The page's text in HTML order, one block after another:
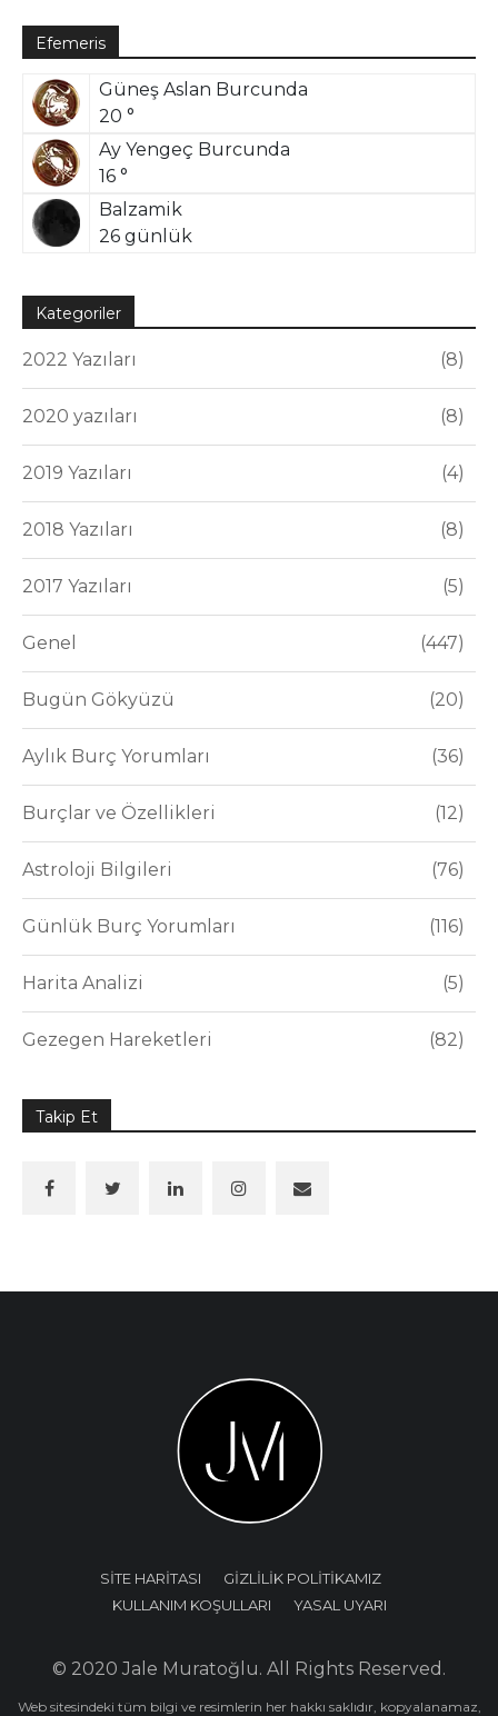
Efemeris
Güneş Aslan Burcunda
20 °
Ay Yengeç Burcunda
16 °
Balzamik
26 günlük
Kategoriler
2022 Yazıları 8
2020 yazıları 8
2019 Yazıları 4
2018 Yazıları 8
2017 Yazıları 5
Genel 447
Bugün Gökyüzü 20
Aylık Burç Yorumları 36
Burçlar ve Özellikleri 12
Astroloji Bilgileri 76
Günlük Burç Yorumları 116
Harita Analizi 5
Gezegen Hareketleri 82
Takip Et
SİTE HARİTASI
GİZLİLİK POLİTİKAMIZ
KULLANIM KOŞULLARI
YASAL UYARI
© 2020 Jale Muratoğlu. All Rights Reserved.
Web sitesindeki tüm bilgi ve resimlerin her hakkı saklıdır, kopyalanamaz,